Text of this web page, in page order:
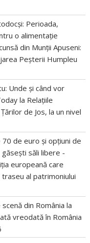
Perioada,
o alimentație
din Munții Apuseni:
Peșterii Humpleu
Unde și când vor
la Relațiile
de Jos, la un nivel
de euro și opțiuni de
săli libere -
europeană care
al patrimoniului
din România la
vreodată în România